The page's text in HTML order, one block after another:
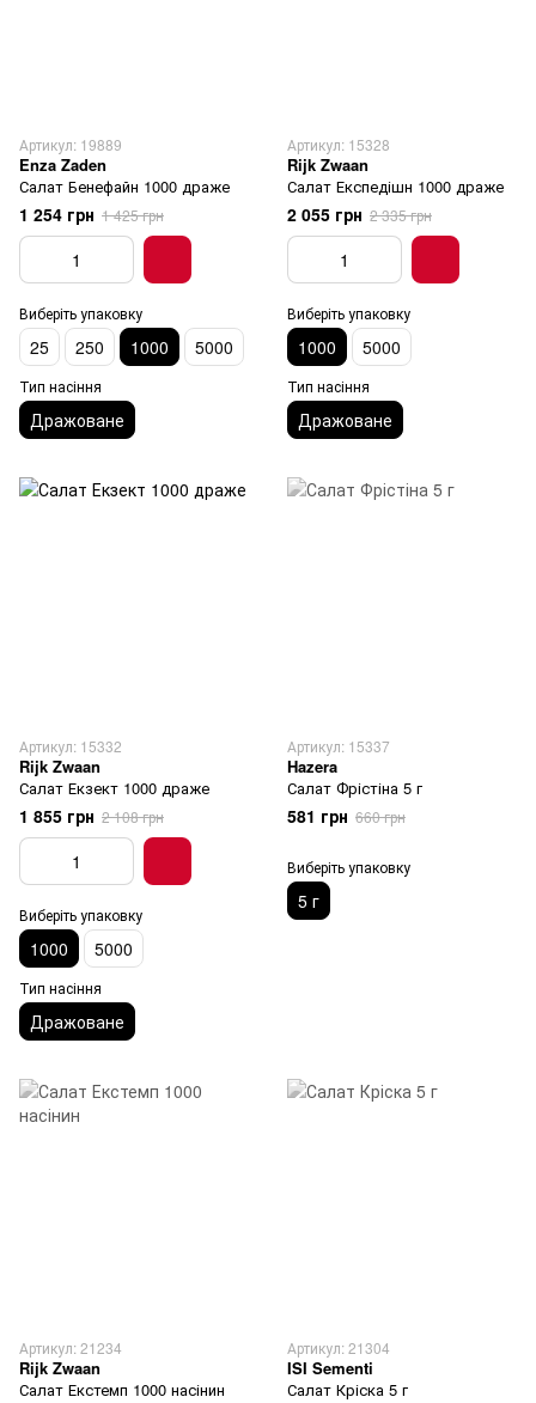
Артикул: 19889
Enza Zaden
Салат Бенефайн 1000 драже
1 254 грн 1 425 грн
Виберіть упаковку
25 250 1000 5000
Тип насіння
Дражоване
Артикул: 15328
Rijk Zwaan
Салат Експедішн 1000 драже
2 055 грн 2 335 грн
Виберіть упаковку
1000 5000
Тип насіння
Дражоване
Артикул: 15332
Rijk Zwaan
Салат Екзект 1000 драже
1 855 грн 2 108 грн
Виберіть упаковку
1000 5000
Тип насіння
Дражоване
Артикул: 15337
Hazera
Салат Фрістіна 5 г
581 грн 660 грн
Виберіть упаковку
5 г
Артикул: 21234
Rijk Zwaan
Салат Екстемп 1000 насінин
Артикул: 21304
ISI Sementi
Салат Кріска 5 г